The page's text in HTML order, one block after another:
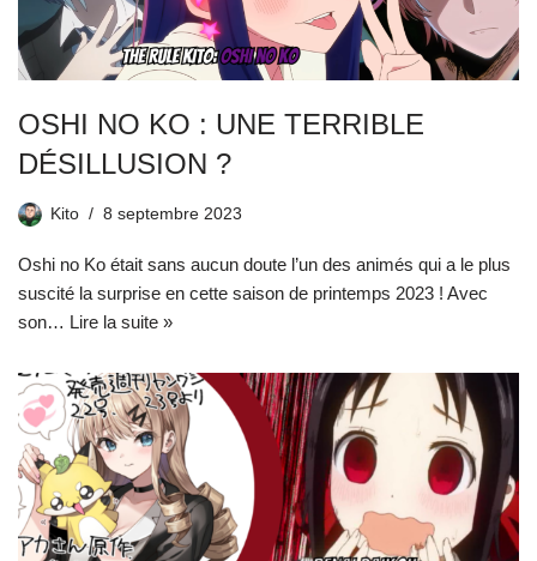
OSHI NO KO : UNE TERRIBLE
DÉSILLUSION ?
Kito 8 septembre 2023
Oshi no Ko était sans aucun doute l’un des animés qui a le plus
suscité la surprise en cette saison de printemps 2023 ! Avec
son… Lire la suite »